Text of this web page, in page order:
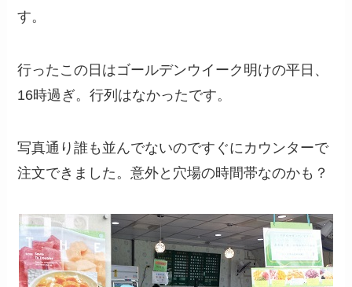
す。
行ったこの日はゴールデンウイーク明けの平日、
16時過ぎ。行列はなかったです。
写真通り誰も並んでないのですぐにカウンターで
注文できました。意外と穴場の時間帯なのかも？